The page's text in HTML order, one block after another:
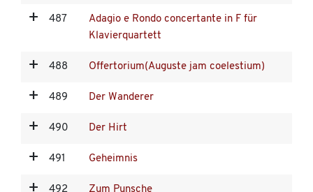
487
Adagio e Rondo concertante in F für
Klavierquartett
488 Offertorium(Auguste jam coelestium)
489 Der Wanderer
490 Der Hirt
491 Geheimnis
492 Zum Punsche